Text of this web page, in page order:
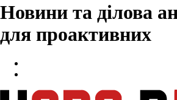
Новини та ділова
для проактивних